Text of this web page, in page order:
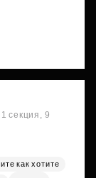
секция, 9
как хотите